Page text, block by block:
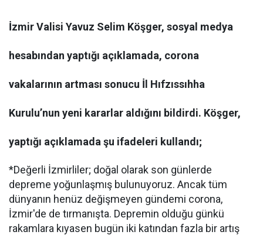
İzmir Valisi Yavuz Selim Köşger, sosyal medya
hesabından yaptığı açıklamada, corona
vakalarının artması sonucu İl Hıfzıssıhha
Kurulu’nun yeni kararlar aldığını bildirdi. Köşger,
yaptığı açıklamada şu ifadeleri kullandı;
*Değerli İzmirliler; doğal olarak son günlerde
depreme yoğunlaşmış bulunuyoruz. Ancak tüm
dünyanın henüz değişmeyen gündemi corona,
İzmir'de de tırmanışta. Depremin olduğu günkü
rakamlara kıyasen bugün iki katından fazla bir artış